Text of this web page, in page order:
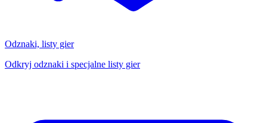
Odznaki, listy gier
Odkryj odznaki i specjalne listy gier